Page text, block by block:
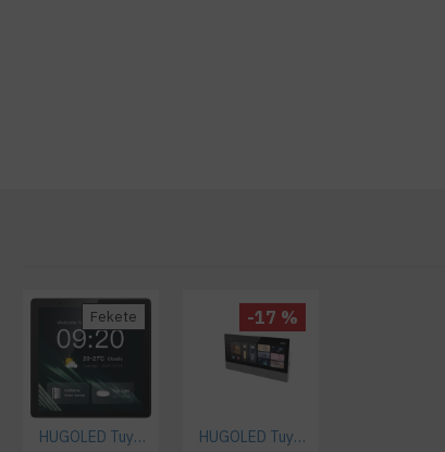
Fekete
HUGOLED Tuya Smart Okosotthon Központi Panel S1 480p LCD érintőkijelző, Zigbee, WiFi, LAN, BLE, RS485
-17 %
HUGOLED Tuya Smart Okosotthon Központi Panel S2 960p LCD érintőkijelző, Zigbee, WiFi, LAN, BLE, RS485